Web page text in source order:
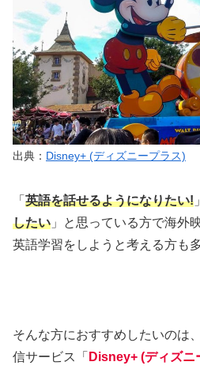
出典： Disney+ (ディズニープラス)
「 英語を話せるようになりたい!
したい 」と思っている方で海外
英語学習をしようと考える方も
そんな方におすすめしたいのは
信サービス「 Disney+ (ディズニ